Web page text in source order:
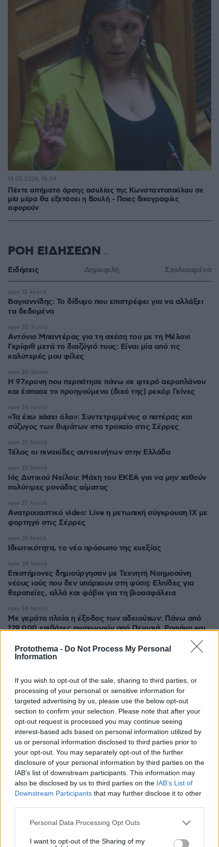
Protothema - Do Not Process My Personal
Information
If you wish to opt-out of the sale, sharing to third parties, or
processing of your personal or sensitive information for
targeted advertising by us, please use the below opt-out
section to confirm your selection. Please note that after your
opt-out request is processed you may continue seeing
interest-based ads based on personal information utilized by
us or personal information disclosed to third parties prior to
your opt-out. You may separately opt-out of the further
disclosure of your personal information by third parties on the
IAB’s list of downstream participants. This information may
also be disclosed by us to third parties on the IAB’s List of
Downstream Participants that may further disclose it to other
Please note that this website/app uses one or more Google
not limited to your visit or usage behaviour. You may click to
Personal Data Processing Opt Outs
I want to opt-out of the Sharing of my
Πέντε αιτήματα άρσης ασυλίας της Κωνσταντοπούλου σε
μία μέρα θα εξετάσει η Βουλή - Ποιες δικογραφίες
αφορούν
14.05.2026, 16:04
ΡΟΗ ΕΙΔΗΣΕΩΝ
Ειδήσεις Δημοφιλή Σχολιασμένα
Βαγιαννίδης: Το δίδυμο που επιστρέφει για να αλλάξει
τα δεδομένα
πριν 12 λεπτά
Αντόνιο Μπαντέρας για τη σχέση του με τη Μέλανι
Γκρίφιθ μετά το διαζύγιό τους: Είναι μία από τις
καλύτερές μου φίλες
πριν 20 λεπτά
Η 97χρονη που περπάτησε πάνω σε φτερό αεροπλάνου
και έσπασε το προηγούμενο (δικό της) ρεκόρ Γκίνες
πριν 20 λεπτά
«Τα έχω χάσει όλα»: Συντετριμμένος ο πατέρας και
σύζυγος των θυμάτων στο τροχαίο στις Σέρρες
πριν 24 λεπτά
Τέλος οι πινακίδες αυτοκινήτων στην Ελλάδα
πριν 25 λεπτά
Ιός Δυτικού Νείλου: Μάχη του ΕΚΕΑ για να μην χαθούν
πολύτιμες μονάδες αίματος
πριν 25 λεπτά
Ανατριχιαστικό video: Live η μετωπική σύγκρουση ΙΧ με
φορτηγό στις Σέρρες
πριν 27 λεπτά
Ιδιωτικότητα, το νέο πρόσωπο της ευεξίας
πριν 31 λεπτά
Επιστήμονες δημιούργησαν με Τεχνητή Νοημοσύνη
νέους ιούς που δεν υπάρχουν στη φύση: Ελπίδες για
θεραπείες, αλλά και φόβοι για τη βιοασφάλεια
πριν 34 λεπτά
Με γεμάτα πλοία η έξοδος των αδειούχων: Πάνω από
129.000 επιβάτες αναχωρούν από Πειραιά, Ραφήνα και
πριν 34 λεπτά
ΤΑ ΠΙΟ ΔΗΜΟΦΙΛΗ